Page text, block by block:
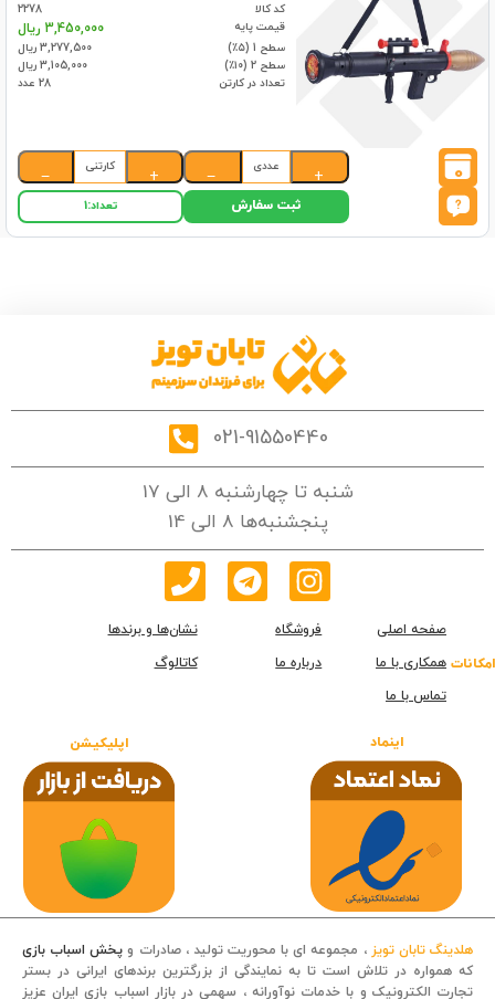
کد کالا
2278
قیمت پایه
3,450,000 ریال
سطح 1 (۵٪)
3,277,500 ریال
سطح 2 (۱۰٪)
3,105,000 ریال
تعداد در کارتن
28 عدد
0
+
عددی
−
+
کارتنی
−
ثبت سفارش تعداد:1
021-91550440
شنبه تا چهارشنبه 8 الی 17
پنجشنبه‌ها 8 الی 14
امکانات
صفحه اصلی فروشگاه
نشان‌ها و برندها
همکاری با ما
درباره ما
کاتالوگ
تماس با ما
اینماد اپلیکیشن
هلدینگ تابان تویز ، مجموعه ای با محوریت تولید ، صادرات و پخش اسباب بازی
که همواره در تلاش است تا به نمایندگی از بزرگترین برندهای ایرانی در بستر
تجارت الکترونیک و با خدمات نوآورانه ، سهمی در بازار اسباب بازی ایران عزیز